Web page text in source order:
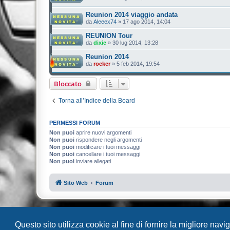
Questo sito utilizza cookie al fine di fornire la migliore
Reunion 2014 viaggio andata
da Aleeex74 » 17 ago 2014, 14:04
REUNION Tour
da dixie » 30 lug 2014, 13:28
Reunion 2014
da rocker» 5 feb 2014, 19:54
Bloccato
Torna all’Indice della Board
PERMESSI FORUM
Non puoi aprire nuovi argomenti
Non puoi rispondere negli argomenti
Non puoi modificare i tuoi messaggi
Non puoi cancellare i tuoi messaggi
Non puoi inviare allegati
Sito Web Forum